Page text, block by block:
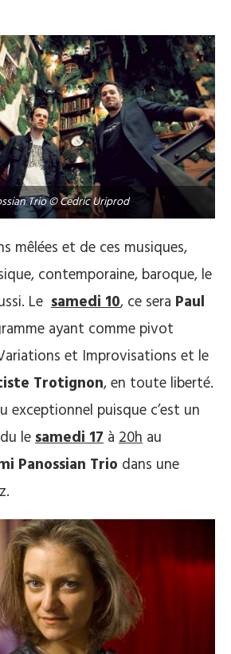
Trio © Cedric Uriprod
mêlées et de ces musiques,
contemporaine, baroque, le
Le samedi10, ce sera Paul
ayant comme pivot
et Improvisations et le
Trotignon, en toute liberté.
exceptionnel puisque c’est un
lesamedi 17 à 20h au
Panossian Trio dans une